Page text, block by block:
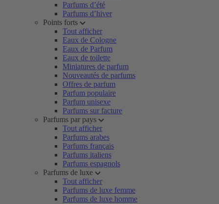
Parfums d’été
Parfums d’hiver
Points forts
Tout afficher
Eaux de Cologne
Eaux de Parfum
Eaux de toilette
Miniatures de parfum
Nouveautés de parfums
Offres de parfum
Parfum populaire
Parfum unisexe
Parfums sur facture
Parfums par pays
Tout afficher
Parfums arabes
Parfums français
Parfums italiens
Parfums espagnols
Parfums de luxe
Tout afficher
Parfums de luxe femme
Parfums de luxe homme